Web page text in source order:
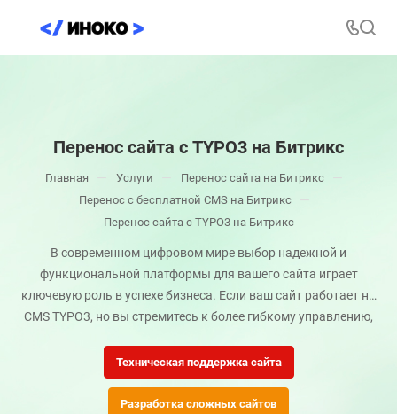
Перенос сайта с TYPO3 на Битрикс
Главная — Услуги Перенос сайта на Битрикс —
Перенос с бесплатной CMS на Битрикс —
Перенос сайта с TYPO3 на Битрикс
В современном цифровом мире выбор надежной и
функциональной платформы для вашего сайта играет
ключевую роль в успехе бизнеса. Если ваш сайт работает на
CMS TYPO3, но вы стремитесь к более гибкому управлению,
безопасности, переход на «1С-Битрикс» станет оптимальным
решением. Компания «Иноко» предлагает профессиональные
услуги по переносу сайтов с TYPO3 на Битрикс, обеспечивая
Техническая поддержка сайта
Разработка сложных сайтов